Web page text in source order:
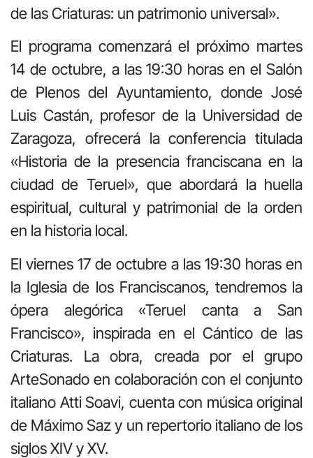
de las Criaturas: un patrimonio universal».
El programa comenzará el próximo martes
14 de octubre, a las 19:30 horas en el Salón
de Plenos del Ayuntamiento, donde José
Luis Castán, profesor de la Universidad de
Zaragoza, ofrecerá la conferencia titulada
«Historia de la presencia franciscana en la
ciudad de Teruel», que abordará la huella
espiritual, cultural y patrimonial de la orden
en la historia local.
El viernes 17 de octubre a las 19:30 horas en
la Iglesia de los Franciscanos, tendremos la
ópera alegórica «Teruel canta a San
Francisco», inspirada en el Cántico de las
Criaturas. La obra, creada por el grupo
ArteSonado en colaboración con el conjunto
italiano Atti Soavi, cuenta con música original
de Máximo Saz y un repertorio italiano de los
siglos XIV y XV.